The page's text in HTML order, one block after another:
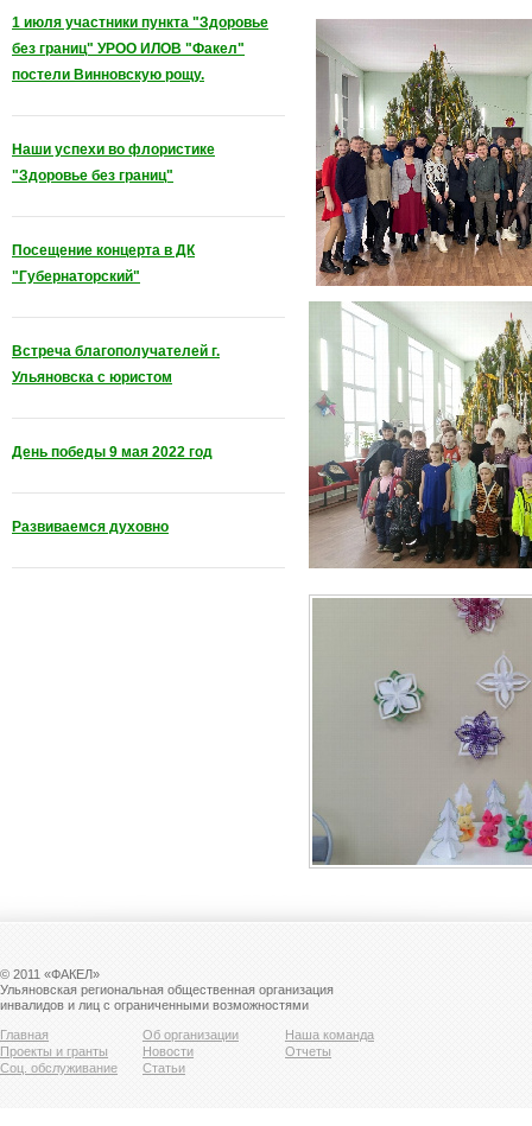
1 июля участники пункта "Здоровье
без границ" УРОО ИЛОВ "Факел"
постели Винновскую рощу.
Наши успехи во флористике
"Здоровье без границ"
Посещение концерта в ДК
"Губернаторский"
Встреча благополучателей г.
Ульяновска с юристом
День победы 9 мая 2022 год
Развиваемся духовно
© 2011 «ФАКЕЛ»
Ульяновская региональная общественная организация
инвалидов и лиц с ограниченными возможностями
Главная Об организации
Наша команда
Проекты и гранты
Новости
Отчеты
Соц. обслуживание
Статьи